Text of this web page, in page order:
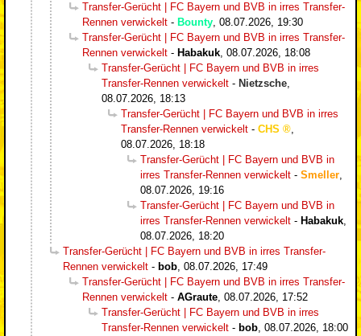
Transfer-Gerücht | FC Bayern und BVB in irres Transfer-
Rennen verwickelt - Bounty, 08.07.2026, 19:30
Transfer-Gerücht | FC Bayern und BVB in irres Transfer-
Rennen verwickelt - Habakuk, 08.07.2026, 18:08
Transfer-Gerücht | FC Bayern und BVB in irres
Transfer-Rennen verwickelt - Nietzsche,
08.07.2026, 18:13
Transfer-Gerücht | FC Bayern und BVB in irres
Transfer-Rennen verwickelt - CHS
,
08.07.2026, 18:18
Transfer-Gerücht | FC Bayern und BVB in
irres Transfer-Rennen verwickelt - Smeller,
08.07.2026, 19:16
Transfer-Gerücht | FC Bayern und BVB in
irres Transfer-Rennen verwickelt - Habakuk,
08.07.2026, 18:20
Transfer-Gerücht | FC Bayern und BVB in irres Transfer-
Rennen verwickelt - bob, 08.07.2026, 17:49
Transfer-Gerücht | FC Bayern und BVB in irres Transfer-
Rennen verwickelt - AGraute, 08.07.2026, 17:52
Transfer-Gerücht | FC Bayern und BVB in irres
Transfer-Rennen verwickelt - bob, 08.07.2026, 18:00